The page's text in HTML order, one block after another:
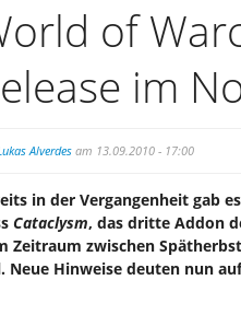
of
im
Alverdesam 13.09.2010 - 17:00
in der Vergangenheit gab
Cataclysm, das dritte Addon
Zeitraum zwischen
Neue Hinweise deuten nun